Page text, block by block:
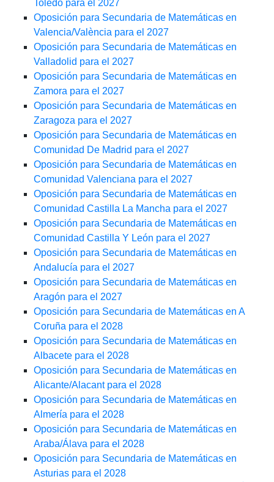
Toledo para el 2027
Oposición para Secundaria de Matemáticas en
Valencia/València para el 2027
Oposición para Secundaria de Matemáticas en
Valladolid para el 2027
Oposición para Secundaria de Matemáticas en
Zamora para el 2027
Oposición para Secundaria de Matemáticas en
Zaragoza para el 2027
Oposición para Secundaria de Matemáticas en
Comunidad De Madrid para el 2027
Oposición para Secundaria de Matemáticas en
Comunidad Valenciana para el 2027
Oposición para Secundaria de Matemáticas en
Comunidad Castilla La Mancha para el 2027
Oposición para Secundaria de Matemáticas en
Comunidad Castilla Y León para el 2027
Oposición para Secundaria de Matemáticas en
Andalucía para el 2027
Oposición para Secundaria de Matemáticas en
Aragón para el 2027
Oposición para Secundaria de Matemáticas en A
Coruña para el 2028
Oposición para Secundaria de Matemáticas en
Albacete para el 2028
Oposición para Secundaria de Matemáticas en
Alicante/Alacant para el 2028
Oposición para Secundaria de Matemáticas en
Almería para el 2028
Oposición para Secundaria de Matemáticas en
Araba/Álava para el 2028
Oposición para Secundaria de Matemáticas en
Asturias para el 2028